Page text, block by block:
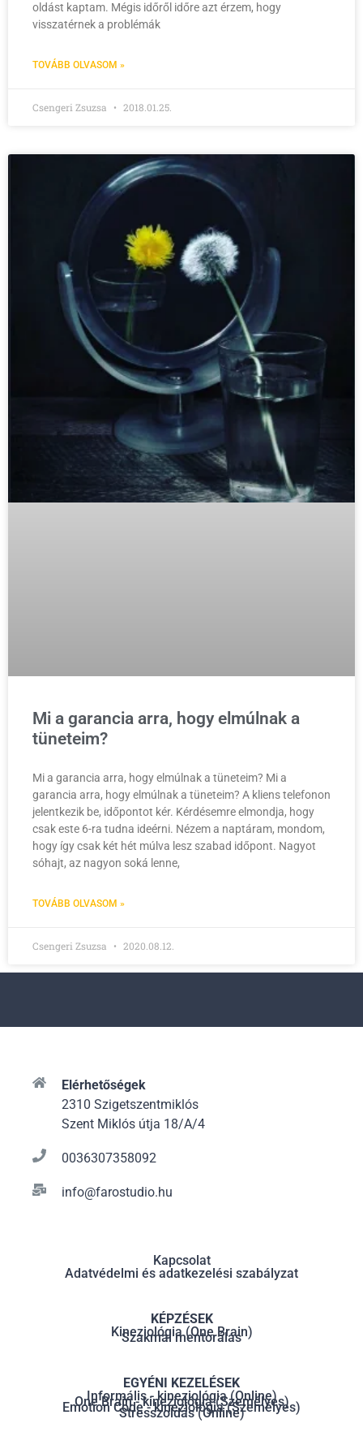
oldást kaptam. Mégis időről időre azt érzem, hogy
visszatérnek a problémák
TOVÁBB OLVASOM »
Csengeri Zsuzsa 2018.01.25.
Mi a garancia arra, hogy elmúlnak a
tüneteim?
Mi a garancia arra, hogy elmúlnak a tüneteim? Mi a
garancia arra, hogy elmúlnak a tüneteim? A kliens telefonon
jelentkezik be, időpontot kér. Kérdésemre elmondja, hogy
csak este 6-ra tudna ideérni. Nézem a naptáram, mondom,
hogy így csak két hét múlva lesz szabad időpont. Nagyot
sóhajt, az nagyon soká lenne,
TOVÁBB OLVASOM »
Csengeri Zsuzsa 2020.08.12.
Elérhetőségek
2310 Szigetszentmiklós
Szent Miklós útja 18/A/4
0036307358092
info@farostudio.hu
Kapcsolat
Adatvédelmi és adatkezelési szabályzat
KÉPZÉSEK
Kineziológia (One Brain)
Szakmai mentorálás
EGYÉNI KEZELÉSEK
Informális - kineziológia (Online)
One Brain - kineziológia (Személyes)
Emotion Code - kineziológia (Személyes)
Stresszoldás (Online)